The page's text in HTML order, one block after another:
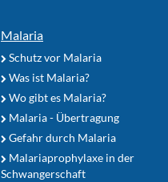
Malaria
Schutz vor Malaria
Was ist Malaria?
Wo gibt es Malaria?
Malaria - Übertragung
Gefahr durch Malaria
Malariaprophylaxe in der
Schwangerschaft